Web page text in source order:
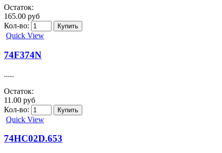
Остаток:
165.00 руб
Кол-во:
Quick View
74F374N
.....
Остаток:
11.00 руб
Кол-во:
Quick View
74HC02D.653